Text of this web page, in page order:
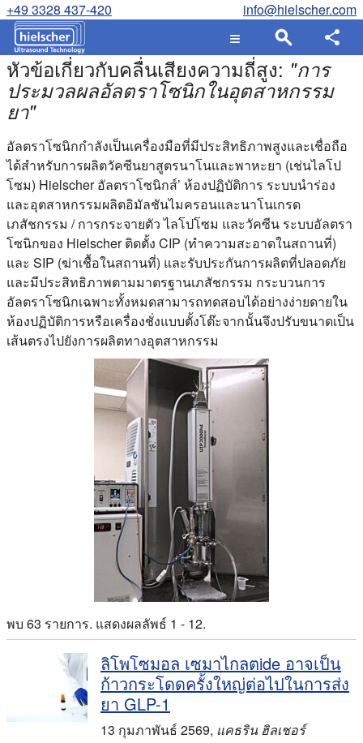
+49 3328 437-420 info@hielscher.com
หัวข้อเกี่ยวกับคลื่นเสียงความถี่สูง: "การ
ประมวลผลอัลตราโซนิกในอุตสาหกรรม
ยา"
อัลตราโซนิกกําลังเป็นเครื่องมือที่มีประสิทธิภาพสูงและเชื่อถือ
ได้สําหรับการผลิตวัคซีนยาสูตรนาโนและพาหะยา (เช่นไลโป
โซม) Hielscher อัลตราโซนิกส์’ ห้องปฏิบัติการ ระบบนําร่อง
และอุตสาหกรรมผลิตอิมัลชันไมครอนและนาโนเกรด
เภสัชกรรม / การกระจายตัว ไลโปโซม และวัคซีน ระบบอัลตรา
โซนิกของ Hielscher ติดตั้ง CIP (ทําความสะอาดในสถานที่)
และ SIP (ฆ่าเชื้อในสถานที่) และรับประกันการผลิตที่ปลอดภัย
และมีประสิทธิภาพตามมาตรฐานเภสัชกรรม กระบวนการ
อัลตราโซนิกเฉพาะทั้งหมดสามารถทดสอบได้อย่างง่ายดายใน
ห้องปฏิบัติการหรือเครื่องชั่งแบบตั้งโต๊ะจากนั้นจึงปรับขนาดเป็น
เส้นตรงไปยังการผลิตทางอุตสาหกรรม
พบ 63 รายการ. แสดงผลลัพธ์ 1 - 12.
ลิโพโซมอล เซมาไกลตide อาจเป็น
ก้าวกระโดดครั้งใหญ่ต่อไปในการส่ง
ยา GLP-1
13 กุมภาพันธ์ 2569, แคธริน ฮิลเชอร์